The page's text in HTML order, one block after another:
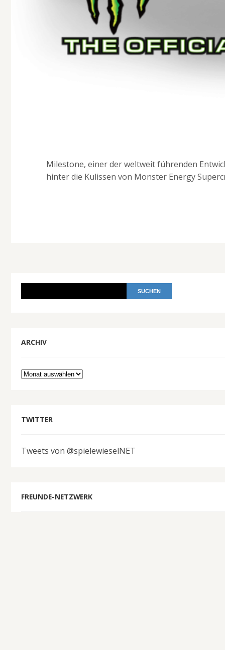
Milestone, einer der weltweit führenden
hinter die Kulissen von Monster Energy
ARCHIV
Archiv
TWITTER
Tweets von @spielewieselNET
FREUNDE-NETZWERK